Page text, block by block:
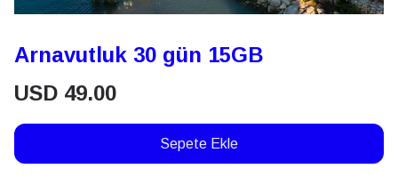
Arnavutluk 30 gün 15GB
USD 49.00
Sepete Ekle